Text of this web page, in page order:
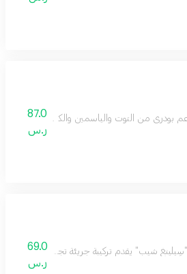
بودري من التوت والياسمين والكراميل. يلتف
87.0
ر.س
شيب" يقدم تركيبة جريئة تجمع بين انتعاش
69.0
ر.س